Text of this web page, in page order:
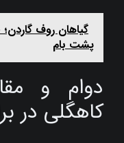
پشت ‌بام
دوام و
کاهگلی در